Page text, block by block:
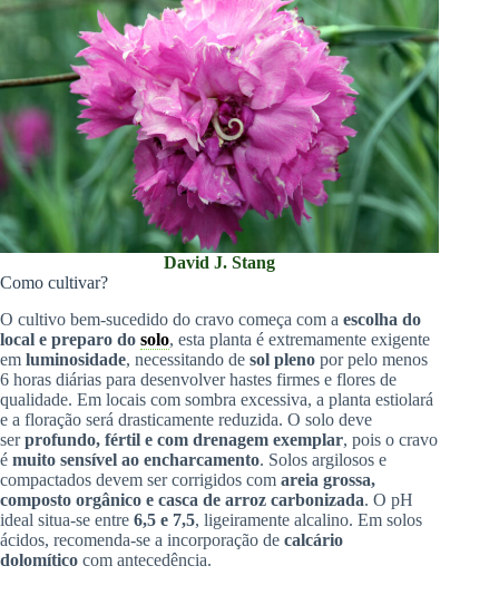
David J. Stang
Como cultivar?
O cultivo bem-sucedido do cravo começa com a escolha do
local e preparo do solo, esta planta é extremamente exigente
em luminosidade, necessitando de sol pleno por pelo menos
6 horas diárias para desenvolver hastes firmes e flores de
qualidade. Em locais com sombra excessiva, a planta estiolará
e a floração será drasticamente reduzida. O solo deve
serprofundo, fértil e com drenagem exemplar, pois o cravo
é muito sensível ao encharcamento. Solos argilosos e
compactados devem ser corrigidos com areia grossa,
composto orgânico e casca de arroz carbonizada. O pH
ideal situa-se entre 6,5 e 7,5, ligeiramente alcalino. Em solos
ácidos, recomenda-se a incorporação de calcário
dolomítico com antecedência.